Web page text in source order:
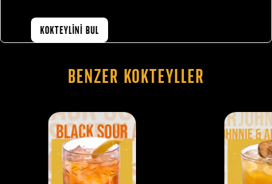
KOKTEYLİNİ BUL
Benzer Kokteyller